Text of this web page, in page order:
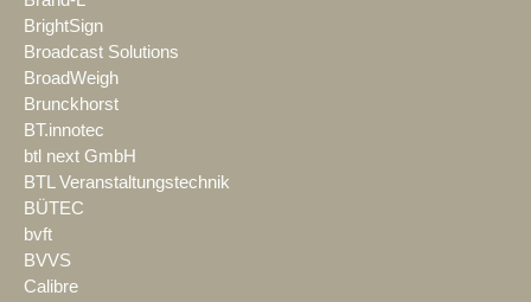
BrightSign
Broadcast Solutions
BroadWeigh
Brunckhorst
BT.innotec
btl next GmbH
BTL Veranstaltungstechnik
BÜTEC
bvft
BVVS
Calibre